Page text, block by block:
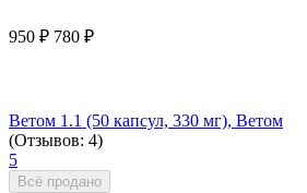
950 ₽ 780 ₽
Ветом 1.1 (50 капсул, 330 мг), Ветом
(Отзывов: 4)
5
Всё продано